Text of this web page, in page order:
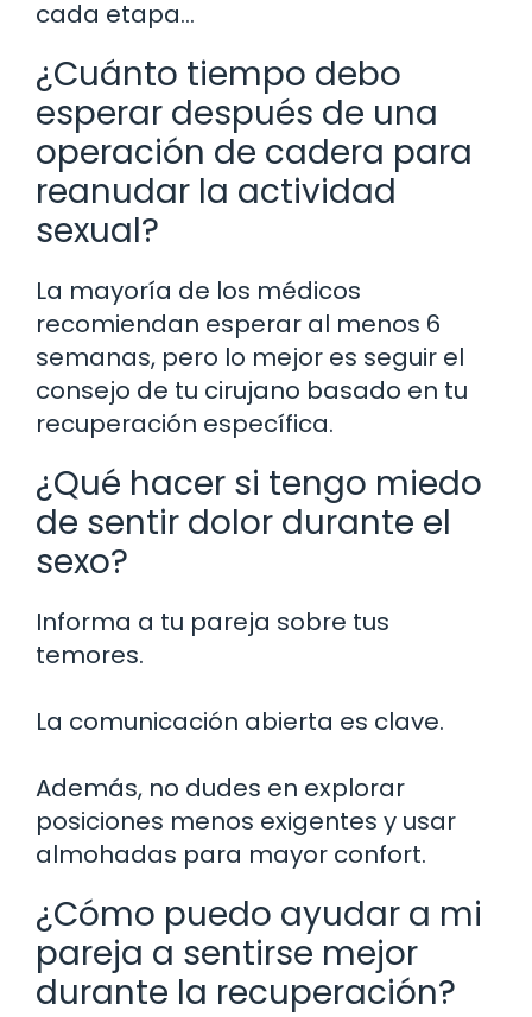
cada etapa…
¿Cuánto tiempo debo
esperar después de una
operación de cadera para
reanudar la actividad
sexual?
La mayoría de los médicos
recomiendan esperar al menos 6
semanas, pero lo mejor es seguir el
consejo de tu cirujano basado en tu
recuperación específica.
¿Qué hacer si tengo miedo
de sentir dolor durante el
sexo?
Informa a tu pareja sobre tus
temores.
La comunicación abierta es clave.
Además, no dudes en explorar
posiciones menos exigentes y usar
almohadas para mayor confort.
¿Cómo puedo ayudar a mi
pareja a sentirse mejor
durante la recuperación?